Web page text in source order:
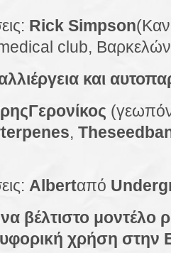
Rick Simpson
club,
και
Γερονίκος
,
Albertαπό
βέλτιστο μοντέλο
χρήση στην